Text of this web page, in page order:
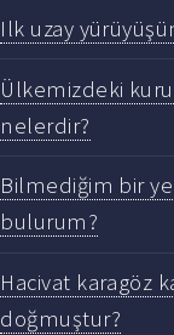
Ilk uzay
Ülkemizdeki
nelerdir?
Bilmediğim bir
bulurum?
Hacivat karagöz
doğmuştur?